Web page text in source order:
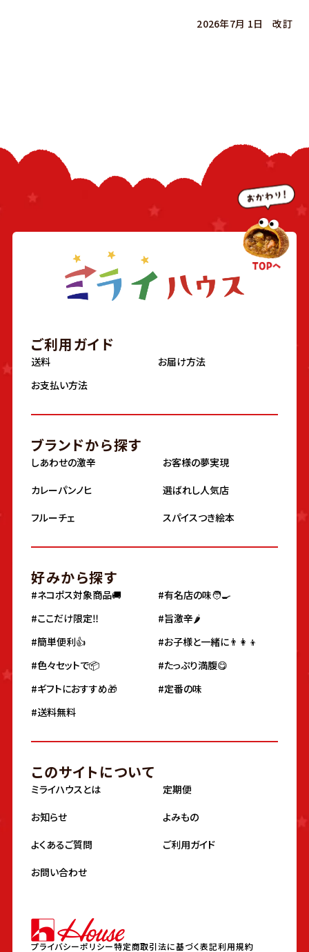
2026年7月 1日 改訂
プライバシーポリシー特定商取引法に基づく表記利用規約
ご利用ガイド
送料
お届け方法
お支払い方法
ブランドから探す
しあわせの激辛
お客様の夢実現
カレーパンノヒ
選ばれし人気店
フルーチェ
スパイスつき絵本
好みから探す
#ネコポス対象商品🚚
#有名店の味🧑‍🍳
#ここだけ限定‼️
#旨激辛🌶
#簡単便利👍
#お子様と一緒に👨‍👩‍👦
#色々セットで📦
#たっぷり満腹😋
#ギフトにおすすめ🎁
#定番の味
#送料無料
このサイトについて
ミライハウスとは
定期便
お知らせ
よみもの
よくあるご質問
ご利用ガイド
お問い合わせ